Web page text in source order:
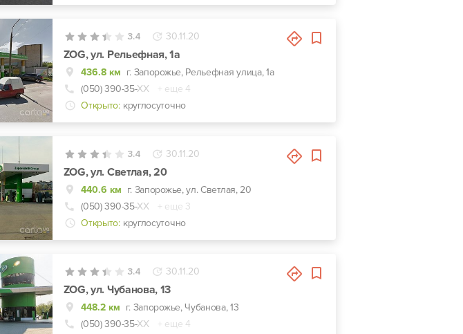
3.4 30.11.20
ZOG, ул. Рельефная, 1а
436.8 км г. Запорожье, Рельефная улица, 1а
(050) 390-35-ХХ
+ еще 4
Открыто: круглосуточно
3.4 30.11.20
ZOG, ул. Светлая, 20
440.6 км г. Запорожье, ул. Светлая, 20
(050) 390-35-ХХ
+ еще 3
Открыто: круглосуточно
3.4 30.11.20
ZOG, ул. Чубанова, 13
448.2 км г. Запорожье, Чубанова, 13
(050) 390-35-ХХ
+ еще 4